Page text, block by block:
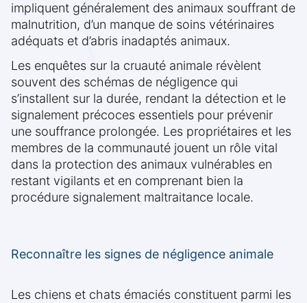
impliquent généralement des animaux souffrant de
malnutrition, d’un manque de soins vétérinaires
adéquats et d’abris inadaptés animaux.
Les enquêtes sur la cruauté animale révèlent
souvent des schémas de négligence qui
s’installent sur la durée, rendant la détection et le
signalement précoces essentiels pour prévenir
une souffrance prolongée. Les propriétaires et les
membres de la communauté jouent un rôle vital
dans la protection des animaux vulnérables en
restant vigilants et en comprenant bien la
procédure signalement maltraitance locale.
Reconnaître les signes de négligence animale
Les chiens et chats émaciés constituent parmi les